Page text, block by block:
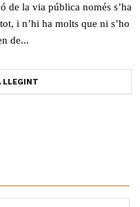
de la via pública només s’ha
i n’hi ha molts que ni s’ho
de...
LLEGINT